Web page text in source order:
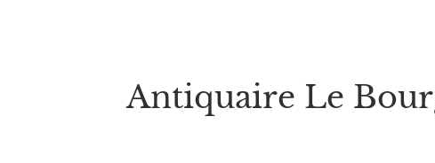
Antiquaire Le